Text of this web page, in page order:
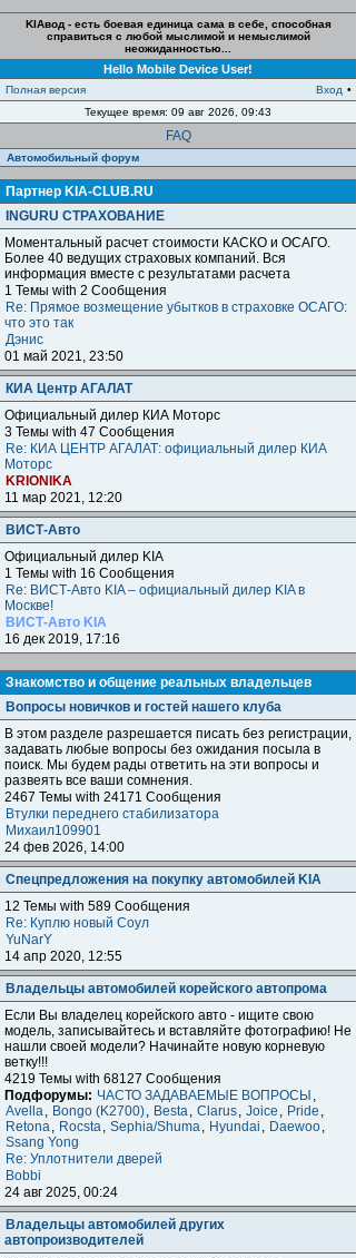
KIAвод - есть боевая единица сама в себе, способная
справиться с любой мыслимой и немыслимой
неожиданностью...
Hello Mobile Device User!
Полная версия Вход •
Текущее время: 09 авг 2026, 09:43
FAQ
Автомобильный форум
Партнер KIA-CLUB.RU
INGURU СТРАХОВАНИЕ
Моментальный расчет стоимости КАСКО и ОСАГО.
Более 40 ведущих страховых компаний. Вся
информация вместе с результатами расчета
1 Темы with 2 Сообщения
Re: Прямое возмещение убытков в страховке ОСАГО:
что это так
Дэнис
01 май 2021, 23:50
КИА Центр АГАЛАТ
Официальный дилер КИА Моторс
3 Темы with 47 Сообщения
Re: КИА ЦЕНТР АГАЛАТ: официальный дилер КИА
Моторс
KRIONIKA
11 мар 2021, 12:20
ВИСТ-Авто
Официальный дилер KIA
1 Темы with 16 Сообщения
Re: ВИСТ-Авто KIA – официальный дилер KIA в
Москве!
ВИСТ-Авто KIA
16 дек 2019, 17:16
Знакомство и общение реальных владельцев
Вопросы новичков и гостей нашего клуба
В этом разделе разрешается писать без регистрации,
задавать любые вопросы без ожидания посыла в
поиск. Мы будем рады ответить на эти вопросы и
развеять все ваши сомнения.
2467 Темы with 24171 Сообщения
Втулки переднего стабилизатора
Михаил109901
24 фев 2026, 14:00
Спецпредложения на покупку автомобилей KIA
12 Темы with 589 Сообщения
Re: Куплю новый Соул
YuNarY
14 апр 2020, 12:55
Владельцы автомобилей корейского автопрома
Если Вы владелец корейского авто - ищите свою
модель, записывайтесь и вставляйте фотографию! Не
нашли своей модели? Начинайте новую корневую
ветку!!!
4219 Темы with 68127 Сообщения
Подфорумы: ЧАСТО ЗАДАВАЕМЫЕ ВОПРОСЫ ,
Avella, Bongo (K2700), Besta, Clarus, Joice , Pride ,
Retona, Rocsta, Sephia/Shuma, Hyundai , Daewoo,
Ssang Yong
Re: Уплотнители дверей
Bobbi
24 авг 2025, 00:24
Владельцы автомобилей других
автопроизводителей